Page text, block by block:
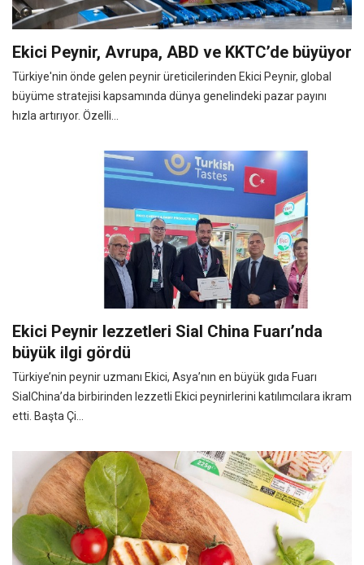
Ekici Peynir, Avrupa, ABD ve KKTC’de büyüyor
Türkiye'nin önde gelen peynir üreticilerinden Ekici Peynir, global
büyüme stratejisi kapsamında dünya genelindeki pazar payını
hızla artırıyor. Özelli...
Ekici Peynir lezzetleri Sial China Fuarı’nda
büyük ilgi gördü
Türkiye’nin peynir uzmanı Ekici, Asya’nın en büyük gıda Fuarı
SialChina’da birbirinden lezzetli Ekici peynirlerini katılımcılara ikram
etti. Başta Çi...